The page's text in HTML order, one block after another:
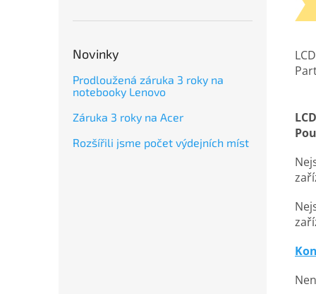
Novinky
Prodloužená záruka 3 roky na
notebooky Lenovo
Záruka 3 roky na Acer
Rozšířili jsme počet výdejních míst